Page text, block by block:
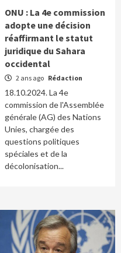
ONU : La 4e commission
adopte une décision
réaffirmant le statut
juridique du Sahara
occidental
2 ans ago Rédaction
18.10.2024. La 4e
commission de l'Assemblée
générale (AG) des Nations
Unies, chargée des
questions politiques
spéciales et de la
décolonisation...